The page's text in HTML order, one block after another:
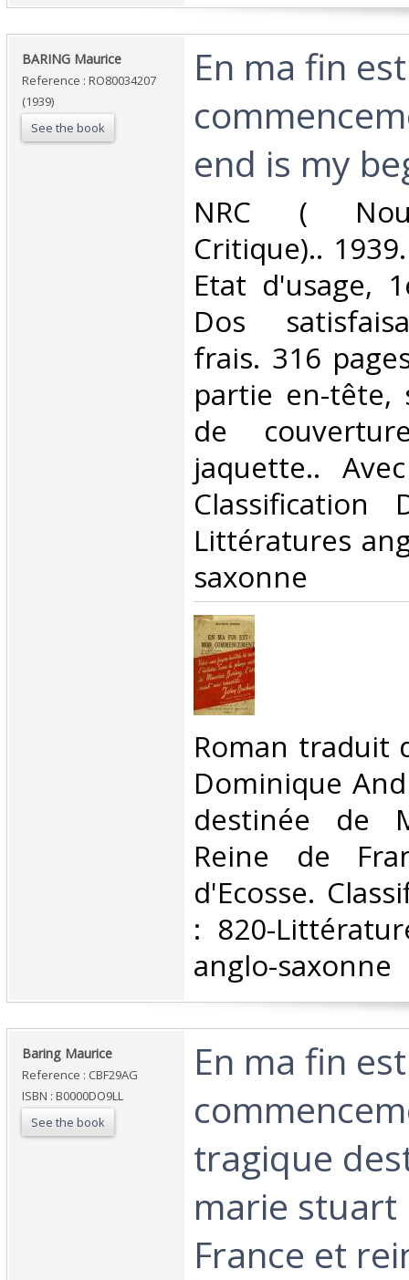
‎BARING Maurice‎
Reference : RO80034207
(1939)
See the book
‎En ma fin
end is my
‎NRC (
Critique)..
Etat d'usage,
Dos
frais. 316
partie en-
de
jaquette..
Classification
Littératures
saxonne‎
‎Roman traduit
Dominique
destinée de
Reine de
d'Ecosse.
: 820-
anglo-saxonne‎
‎Baring Maurice‎
Reference : CBF29AG
ISBN : B0000DO9LL
See the book
‎En ma fin
tragique
marie stuart
France et